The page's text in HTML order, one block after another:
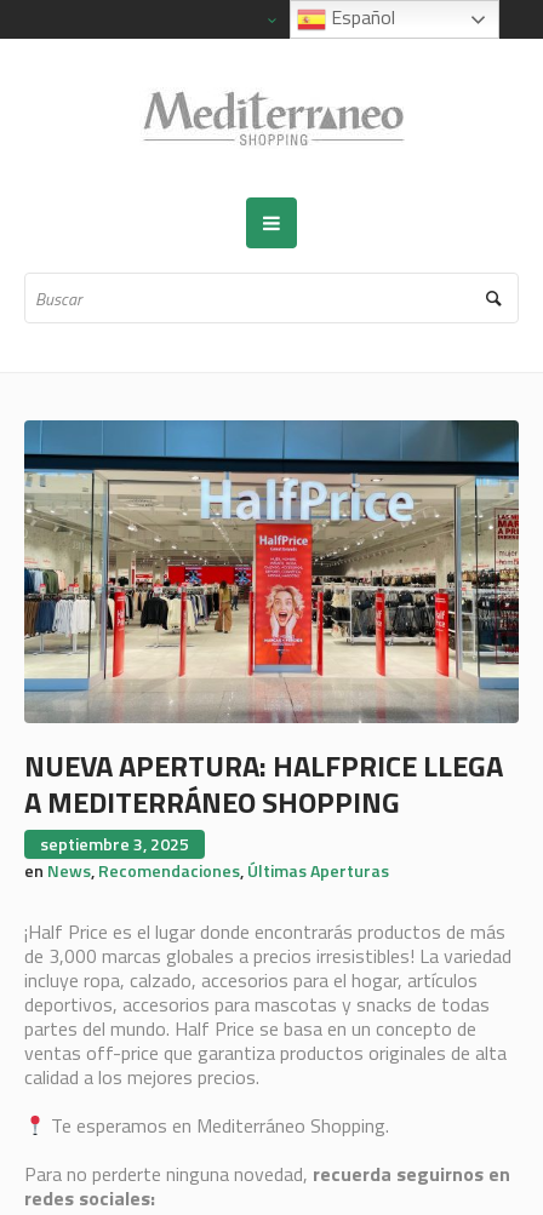
NUEVA APERTURA: HALFPRICE LLEGA
A MEDITERRÁNEO SHOPPING
septiembre 3, 2025
en News,Recomendaciones,Últimas Aperturas
¡Half Price es el lugar donde encontrarás productos de más
de 3,000 marcas globales a precios irresistibles! La variedad
incluye ropa, calzado, accesorios para el hogar, artículos
deportivos, accesorios para mascotas y snacks de todas
partes del mundo. Half Price se basa en un concepto de
ventas off-price que garantiza productos originales de alta
calidad a los mejores precios.
Te esperamos en Mediterráneo Shopping.
Para no perderte ninguna novedad, recuerda seguirnos en
redes sociales:
Español